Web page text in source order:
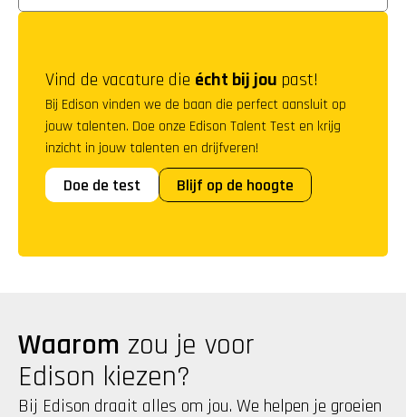
Vind de vacature die écht bij jou past!
Bij Edison vinden we de baan die perfect aansluit op
jouw talenten. Doe onze Edison Talent Test en krijg
inzicht in jouw talenten en drijfveren!
Doe de test Blijf op de hoogte
Waarom zou je voor
Edison kiezen?
Bij Edison draait alles om jou. We helpen je groeien